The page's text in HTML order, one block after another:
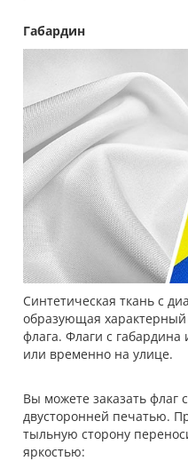
Габардин
Синтетическая ткань с
образующая
флага. Флаги с
или временно на улице.
Вы можете заказать флаг
двусторонней печатью.
тыльную сторону
яркостью: